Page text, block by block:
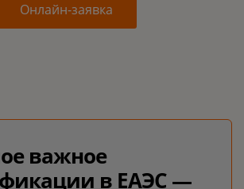
Онлайн-заявка
важное
в ЕАЭС —